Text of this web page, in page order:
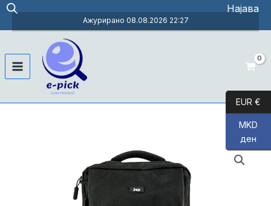
Skip
content
Најава
Ажурирано 08.08.2026 22:27
Main
EUR €
MKD
ден